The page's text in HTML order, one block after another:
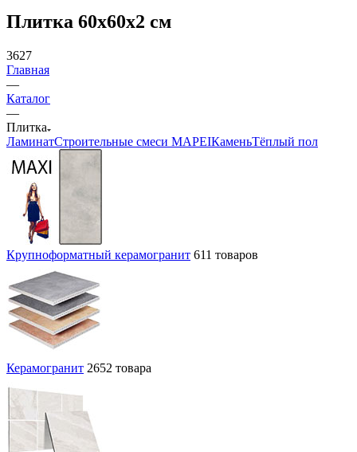
Плитка 60x60х2 см
3627
Главная
—
Каталог
—
Плитка
ЛаминатСтроительные смеси MAPEIКаменьТёплый пол
Крупноформатный керамогранит 611 товаров
Керамогранит 2652 товара